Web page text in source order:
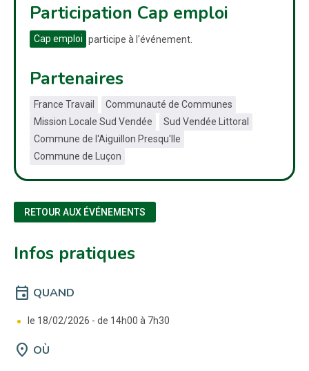
Participation Cap emploi
Cap emploi participe à l'événement.
Partenaires
France Travail
Communauté de Communes
Mission Locale Sud Vendée
Sud Vendée Littoral
Commune de l'Aiguillon Presqu'Ile
Commune de Luçon
RETOUR AUX ÉVÉNEMENTS
Infos pratiques
event QUAND
le 18/02/2026 - de 14h00 à 7h30
location_on OÙ